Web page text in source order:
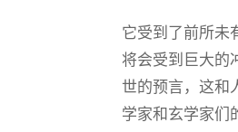
它受到了前所未
将会受到巨大的
世的预言，这和
学家和玄学家们